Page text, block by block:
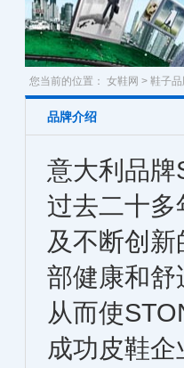
您当前的位置： 女鞋网 > 鞋子
品牌介绍
意大利品牌
过去二十
及不断创
部健康和
从而使
成功皮鞋